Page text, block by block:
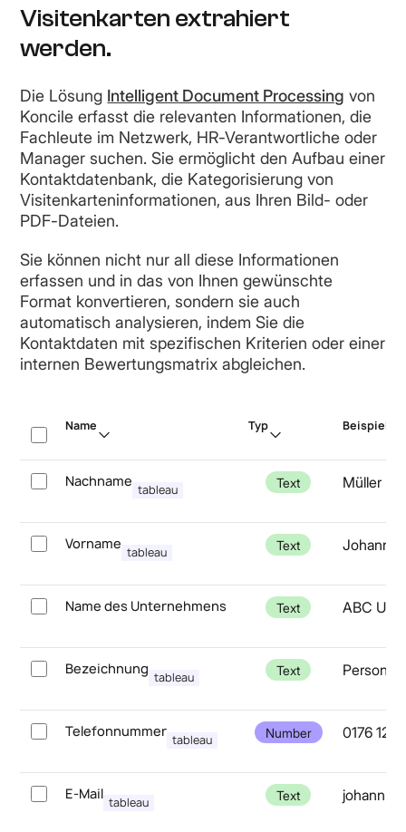
Visitenkarten extrahiert
werden.
Die Lösung Intelligent Document Processing von
Koncile erfasst die relevanten Informationen, die
Fachleute im Netzwerk, HR-Verantwortliche oder
Manager suchen. Sie ermöglicht den Aufbau einer
Kontaktdatenbank, die Kategorisierung von
Visitenkarteninformationen, aus Ihren Bild- oder
PDF-Dateien.
Sie können nicht nur all diese Informationen
erfassen und in das von Ihnen gewünschte
Format konvertieren, sondern sie auch
automatisch analysieren, indem Sie die
Kontaktdaten mit spezifischen Kriterien oder einer
internen Bewertungsmatrix abgleichen.
Name Typ Beispiel
Nachname tableau Text Müller
Vorname tableau Text Johann
Name des Unternehmens Text ABC
Bezeichnung tableau Text
Telefonnummer tableau Number 0176
E-Mail tableau Text